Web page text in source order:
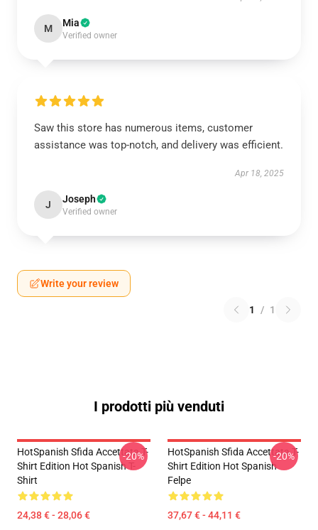
M Mia
Verified owner
Saw this store has numerous items, customer
assistance was top-notch, and delivery was efficient.
Apr 18, 2025
J Joseph
Verified owner
Write your review
1 / 1
I prodotti più venduti
HotSpanish Sfida Accettata T-
Shirt Edition Hot Spanish T-
Shirt
24,38 € - 28,06 €
-20%
HotSpanish Sfida Accettata T-
Shirt Edition Hot Spanish
Felpe
37,67 € - 44,11 €
-20%